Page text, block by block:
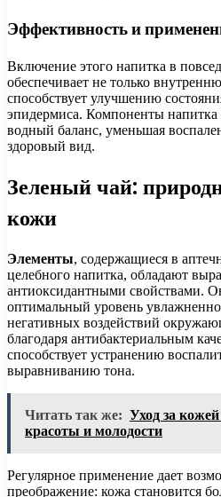
Эффективность и
Включение этого напитка в
обеспечивает не только
способствует улучшению
эпидермиса. Компоненты напитка
водный баланс, уменьшая
здоровый вид.
Зеленый чай:
кожи
Элементы, содержащиеся в
целебного напитка, обладают
антиоксидантными свойствами.
оптимальный уровень
негативных воздействий
благодаря антибактериальным
способствует устранению
выравниванию тона.
Читать так же: Уход за
красоты и молодости
Регулярное применение дает
преображение: кожа становится